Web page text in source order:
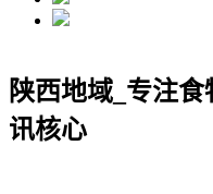
陕西地域_专注
讯核心